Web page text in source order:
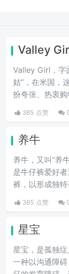
Valley
Valley Girl，字
姑”，在米国，
扮夸张、热衷
是加利福尼亚
者说得难听点
打扮夸张及喜欢
385 点赞
养牛
养牛，又叫“养
是牛仔裤爱好
裤，以形成独
而打造出一条
择一条原色的
裤。
385 点赞
星宝
星宝，是孤独
一种以沟通障